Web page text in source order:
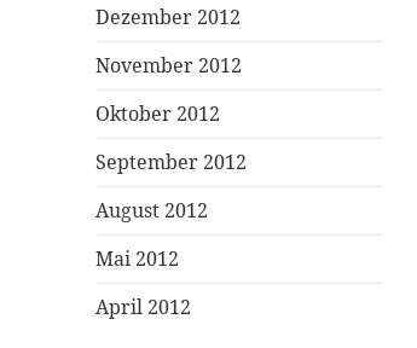
Dezember 2012
November 2012
Oktober 2012
September 2012
August 2012
Mai 2012
April 2012